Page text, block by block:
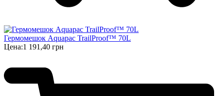
Гермомешок Aquapac TrailProof™ 70L
Цена:1 191,40 грн